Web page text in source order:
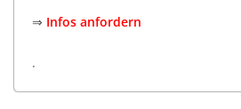
⇒ Infos anfordern
.